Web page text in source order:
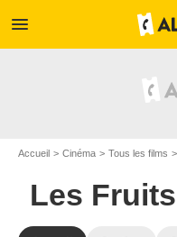
menu
Accueil Cinéma Tous les films
Les